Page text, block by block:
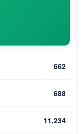
662
688
11,234